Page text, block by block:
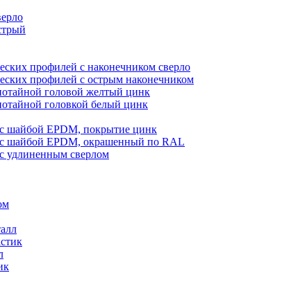
профилей с наконечником сверло
профилей с острым наконечником
головой желтый цинк
головкой белый цинк
шайбой EPDM, покрытие цинк
шайбой EPDM, окрашенный по RAL
удлиненным сверлом